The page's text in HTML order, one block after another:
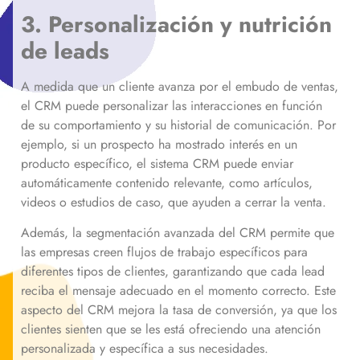
3. Personalización y nutrición
de leads
A medida que un cliente avanza por el embudo de ventas,
el CRM puede personalizar las interacciones en función
de su comportamiento y su historial de comunicación. Por
ejemplo, si un prospecto ha mostrado interés en un
producto específico, el sistema CRM puede enviar
automáticamente contenido relevante, como artículos,
videos o estudios de caso, que ayuden a cerrar la venta.
Además, la segmentación avanzada del CRM permite que
las empresas creen flujos de trabajo específicos para
diferentes tipos de clientes, garantizando que cada lead
reciba el mensaje adecuado en el momento correcto. Este
aspecto del CRM mejora la tasa de conversión, ya que los
clientes sienten que se les está ofreciendo una atención
personalizada y específica a sus necesidades.